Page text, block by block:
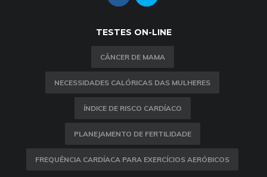
TESTES ON-LINE
CÂNCER DE MAMA
NECESSIDADES CALÓRICAS DAS MULHERES
ÍNDICE DE RISCO CARDÍACO
PLANEJAMENTO DE FERTILIDADE
FREQUÊNCIA CARDÍACA PARA EXERCÍCIOS AERÓBICOS